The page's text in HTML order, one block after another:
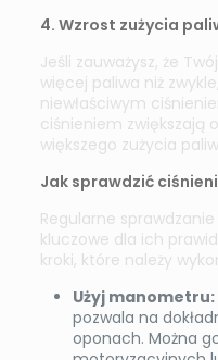
4. Wzrost zużycia
Jeśli zauważysz, że
więcej paliwa niż
niewłaściwym
ciśnieniem zwiększają
większego zużycia
Jak sprawdzić
Regularne
kluczowe dla ich
kroki, które należy
Użyj manometru:
pozwala na
oponach. Można